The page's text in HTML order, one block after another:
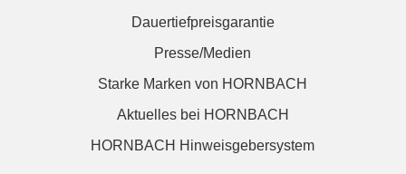
Dauertiefpreisgarantie
Presse/Medien
Starke Marken von HORNBACH
Aktuelles bei HORNBACH
HORNBACH Hinweisgebersystem